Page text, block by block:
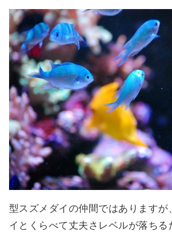
型スズメダイの仲間ではあります
イとくらべて丈夫さレベルが落ちる